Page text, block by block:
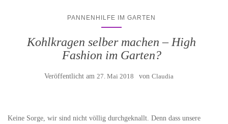
PANNENHILFE IM GARTEN
Kohlkragen selber machen – High
Fashion im Garten?
Veröffentlicht am 27. Mai 2018 von Claudia
Keine Sorge, wir sind nicht völlig durchgeknallt. Denn dass unsere